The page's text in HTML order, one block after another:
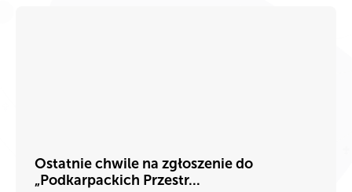
Ostatnie chwile na zgłoszenie do
„Podkarpackich Przestr...